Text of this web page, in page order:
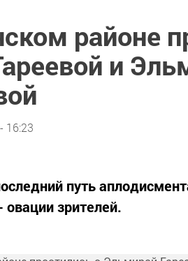
районе
и
16:23
путь
овации зрителей.